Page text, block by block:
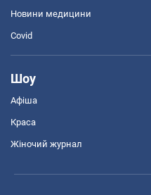
Новини медицини
Covid
Шоу
Афіша
Краса
Жіночий журнал